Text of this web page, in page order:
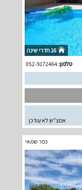
16 חדרי שינה
טלפון:052-9172464
אמצ"ש לא עודכן
כפר שמאי